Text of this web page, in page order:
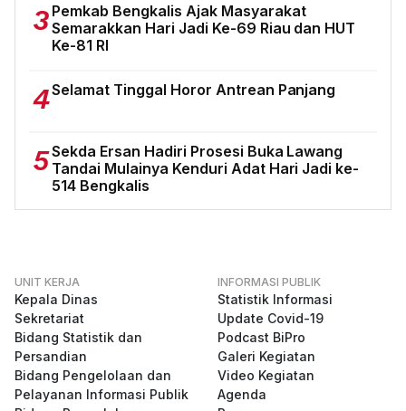
3 Pemkab Bengkalis Ajak Masyarakat
Semarakkan Hari Jadi Ke-69 Riau dan HUT
Ke-81 RI
4Selamat Tinggal Horor Antrean Panjang
5Sekda Ersan Hadiri Prosesi Buka Lawang
Tandai Mulainya Kenduri Adat Hari Jadi ke-
514 Bengkalis
UNIT KERJA
Kepala Dinas
Sekretariat
Bidang Statistik dan
Persandian
Bidang Pengelolaan dan
Pelayanan Informasi Publik
INFORMASI PUBLIK
Statistik Informasi
Update Covid-19
Podcast BiPro
Galeri Kegiatan
Video Kegiatan
Agenda